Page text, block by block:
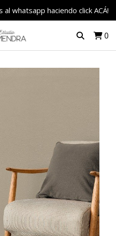
whatsapp haciendo click ACÁ!
0